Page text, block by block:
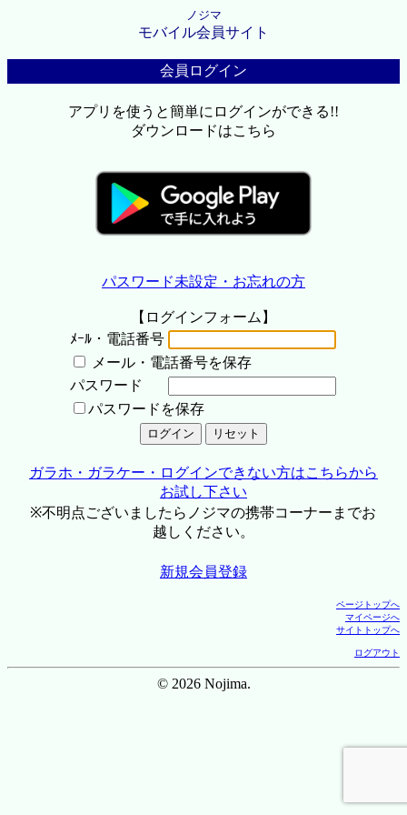
ノジマ
モバイル会員サイト
会員ログイン
アプリを使うと簡単にログインができる!!
ダウンロードはこちら
パスワード未設定・お忘れの方
【ログインフォーム】
ﾒｰﾙ・電話番号
メール・電話番号を保存
パスワード
パスワードを保存
ガラホ・ガラケー・ログインできない方はこちらから
お試し下さい
※不明点ございましたらノジマの携帯コーナーまでお
越しください。
新規会員登録
ページトップへ
マイページへ
サイトトップへ
ログアウト
© 2026 Nojima.